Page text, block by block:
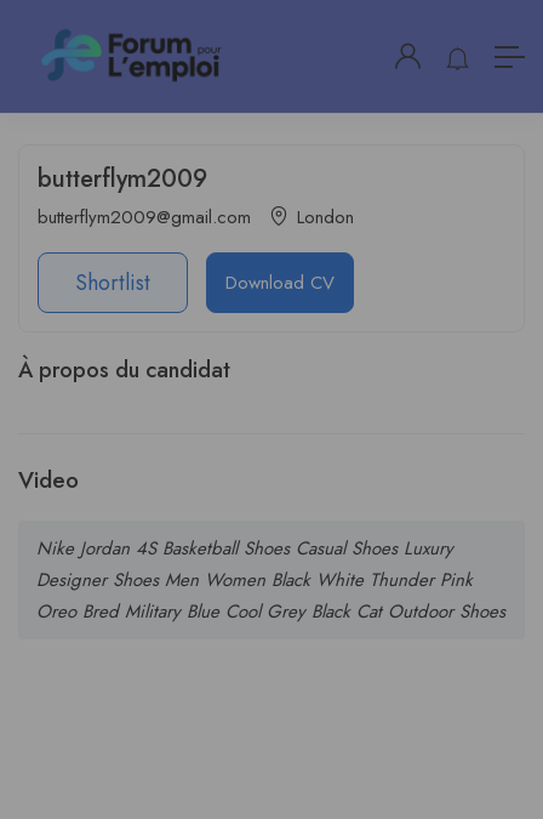
butterflym2009
butterflym2009@gmail.com London
Shortlist Download CV
À propos du candidat
Video
Nike Jordan 4S Basketball Shoes Casual Shoes Luxury
Designer Shoes Men Women Black White Thunder Pink
Oreo Bred Military Blue Cool Grey Black Cat Outdoor Shoes